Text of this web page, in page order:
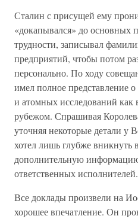
Сталин с присущей ему
«докапывался» до
трудности, записывал
предприятий, чтобы потом
персонально. По ходу
имел полное представление
и атомных исследований как
рубежом. Спрашивая
уточняя некоторые детали у
хотел лишь глубже вникнуть
дополнительную
ответственных исполнителей.
Все доклады произвели на
хорошее впечатление. Он